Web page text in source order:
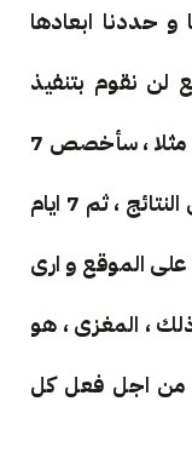
و حددنا ابعادها
لن نقوم بتنفيذ
عشوائي ، لا بد من استراتيجية لذلك ، مثلا ، سأخصص 7
ايام مثلا على اعلانات الفيسبوك و ارى النتائج ، ثم 7 ايام
فيه على الموقع و ارى
ذلك ، المغزى ، هو
من اجل فعل كل